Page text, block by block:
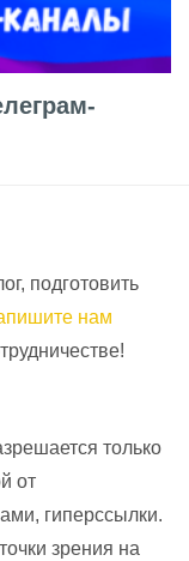
подготовить
нам
только
от
гиперссылки.
зрения на